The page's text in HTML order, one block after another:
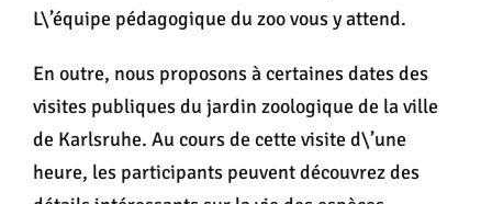
L\’équipe pédagogique du zoo vous y attend.
En outre, nous proposons à certaines dates des
visites publiques du jardin zoologique de la ville
de Karlsruhe. Au cours de cette visite d\’une
heure, les participants peuvent découvrez des